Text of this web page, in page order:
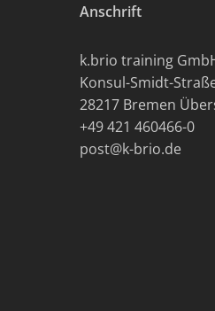
Anschrift
k.brio training
Konsul-Smidt-
28217 Bremen
+49 421 460466-0
post@k-brio.de